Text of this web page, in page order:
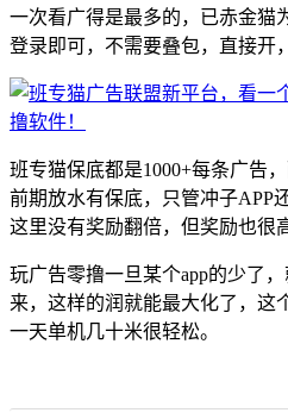
一次看广得是最多的，已赤金猫
登录即可，不需要叠包，直接开
班专猫保底都是1000+每条广告
前期放水有保底，只管冲子APP
这里没有奖励翻倍，但奖励也很
玩广告零撸一旦某个app的少了
来，这样的润就能最大化了，这
一天单机几十米很轻松。